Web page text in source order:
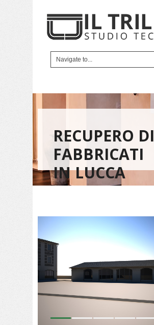
RECUPERO DI
FABBRICATI
IN LUCCA
FRAZIONE
1 2 3 4 5